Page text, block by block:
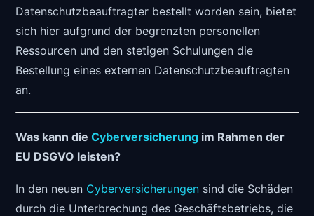
Datenschutzbeauftragter bestellt worden sein, bietet
sich hier aufgrund der begrenzten personellen
Ressourcen und den stetigen Schulungen die
Bestellung eines externen Datenschutzbeauftragten
an.
Was kann die Cyberversicherung im Rahmen der
EU DSGVO leisten?
In den neuen Cyberversicherungen sind die Schäden
durch die Unterbrechung des Geschäftsbetriebs, die